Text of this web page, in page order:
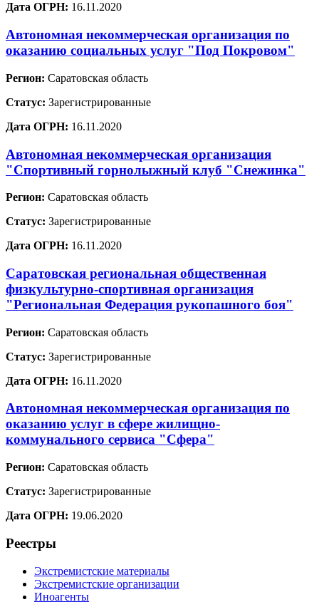
Дата ОГРН: 16.11.2020
Автономная некоммерческая организация по
оказанию социальных услуг "Под Покровом"
Регион: Саратовская область
Статус: Зарегистрированные
Дата ОГРН: 16.11.2020
Автономная некоммерческая организация
"Спортивный горнолыжный клуб "Снежинка"
Регион: Саратовская область
Статус: Зарегистрированные
Дата ОГРН: 16.11.2020
Саратовская региональная общественная
физкультурно-спортивная организация
"Региональная Федерация рукопашного боя"
Регион: Саратовская область
Статус: Зарегистрированные
Дата ОГРН: 16.11.2020
Автономная некоммерческая организация по
оказанию услуг в сфере жилищно-
коммунального сервиса "Сфера"
Регион: Саратовская область
Статус: Зарегистрированные
Дата ОГРН: 19.06.2020
Реестры
Экстремистские материалы
Экстремистские организации
Иноагенты